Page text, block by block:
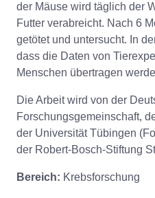
der Mäuse wird täglich der
Futter verabreicht. Nach 6
getötet und untersucht. In
dass die Daten von
Menschen übertragen
Die Arbeit wird von der
Forschungsgemeinschaft,
der Universität Tübingen
der Robert-Bosch-Stiftung
Bereich: Krebsforschung